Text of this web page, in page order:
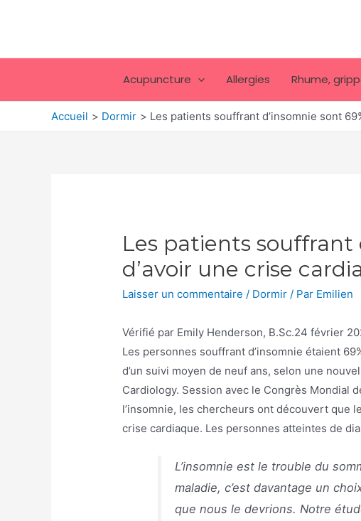
Acupuncture Allergies Rhume,
Accueil Dormir Les patients souffrant d’insomnie sont
Les patients souffrant
d’avoir une crise
Laisser un commentaire / Dormir / Par Emilien
Vérifié par Emily Henderson, B.Sc.24 février
Les personnes souffrant d’insomnie étaient
d’un suivi moyen de neuf ans, selon une
Cardiology. Session avec le Congrès Mondial
l’insomnie, les chercheurs ont découvert que
crise cardiaque. Les personnes atteintes de
L’insomnie est le trouble du
maladie, c’est davantage un
que nous le devrions. Notre